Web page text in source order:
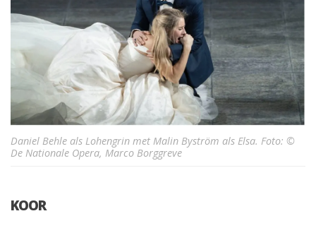
Daniel Behle als Lohengrin met Malin Byström als Elsa. Foto: ©
De Nationale Opera, Marco Borggreve
KOOR